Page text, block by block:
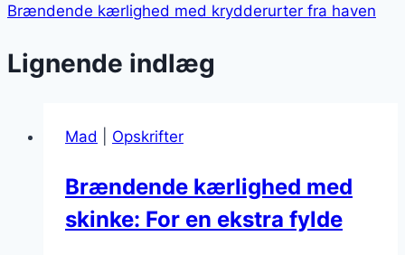
Brændende kærlighed med krydderurter fra haven
Lignende indlæg
Mad Opskrifter
Brændende kærlighed med
skinke: For en ekstra fylde